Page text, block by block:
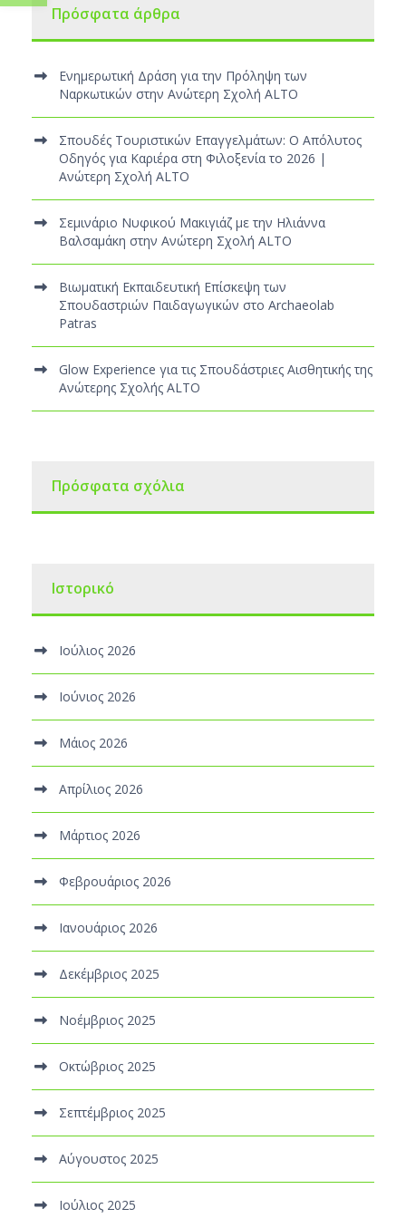
Πρόσφατα άρθρα
Ενημερωτική Δράση για την Πρόληψη των
Ναρκωτικών στην Ανώτερη Σχολή ALTO
Σπουδές Τουριστικών Επαγγελμάτων: Ο Απόλυτος
Οδηγός για Καριέρα στη Φιλοξενία το 2026 |
Ανώτερη Σχολή ALTO
Σεμινάριο Νυφικού Μακιγιάζ με την Ηλιάννα
Βαλσαμάκη στην Ανώτερη Σχολή ALTO
Βιωματική Εκπαιδευτική Επίσκεψη των
Σπουδαστριών Παιδαγωγικών στο Archaeolab
Patras
Glow Experience για τις Σπουδάστριες Αισθητικής της
Ανώτερης Σχολής ALTO
Πρόσφατα σχόλια
Ιστορικό
Ιούλιος 2026
Ιούνιος 2026
Μάιος 2026
Απρίλιος 2026
Μάρτιος 2026
Φεβρουάριος 2026
Ιανουάριος 2026
Δεκέμβριος 2025
Νοέμβριος 2025
Οκτώβριος 2025
Σεπτέμβριος 2025
Αύγουστος 2025
Ιούλιος 2025